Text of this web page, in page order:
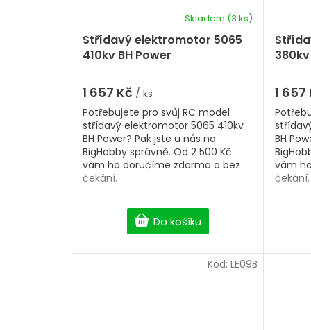
Střídavý elektromotor 5065
410kv BH Power
Skladem (3 ks)
1 657 Kč / ks
Do košíku
Potřebujete pro svůj RC model
střídavý elektromotor 5065 410kv
BH Power? Pak jste u nás na
BigHobby správně. Od 2 500 Kč
vám ho doručíme zdarma a bez
čekání.
380kv
1 657
BH
vám
čekání.
Kód: LE09B